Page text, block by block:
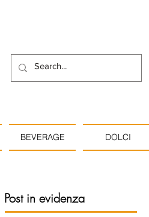
BEVERAGE DOLCI
Post in evidenza